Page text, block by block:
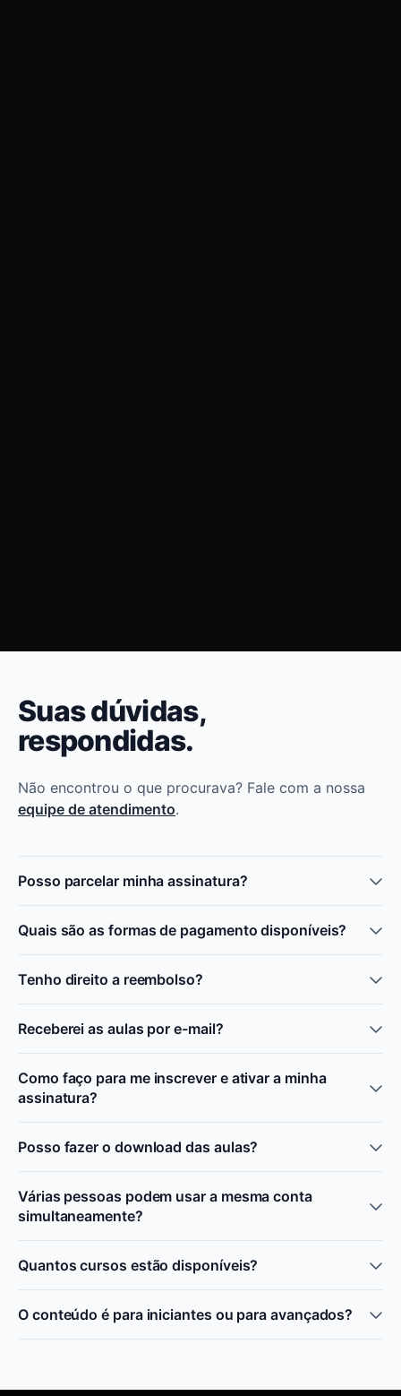
Suas dúvidas,
respondidas.
Não encontrou o que procurava? Fale com a nossa
equipe de atendimento.
Posso parcelar minha assinatura?
Quais são as formas de pagamento disponíveis?
Tenho direito a reembolso?
Receberei as aulas por e-mail?
Como faço para me inscrever e ativar a minha
assinatura?
Posso fazer o download das aulas?
Várias pessoas podem usar a mesma conta
simultaneamente?
Quantos cursos estão disponíveis?
O conteúdo é para iniciantes ou para avançados?